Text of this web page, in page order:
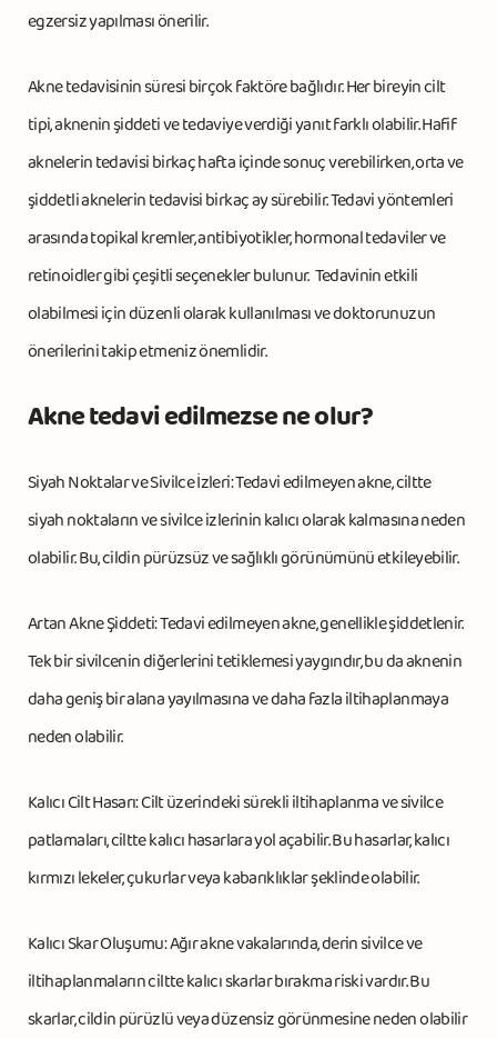
egzersiz yapılması önerilir.
Akne tedavisinin süresi birçok faktöre bağlıdır. Her bireyin cilt
tipi, aknenin şiddeti ve tedaviye verdiği yanıt farklı olabilir. Hafif
aknelerin tedavisi birkaç hafta içinde sonuç verebilirken, orta ve
şiddetli aknelerin tedavisi birkaç ay sürebilir. Tedavi yöntemleri
arasında topikal kremler, antibiyotikler, hormonal tedaviler ve
retinoidler gibi çeşitli seçenekler bulunur. Tedavinin etkili
olabilmesi için düzenli olarak kullanılması ve doktorunuzun
önerilerini takip etmeniz önemlidir.
Akne tedavi edilmezse ne olur?
Siyah Noktalar ve Sivilce İzleri: Tedavi edilmeyen akne, ciltte
siyah noktaların ve sivilce izlerinin kalıcı olarak kalmasına neden
olabilir. Bu, cildin pürüzsüz ve sağlıklı görünümünü etkileyebilir.
Artan Akne Şiddeti: Tedavi edilmeyen akne, genellikle şiddetlenir.
Tek bir sivilcenin diğerlerini tetiklemesi yaygındır, bu da aknenin
daha geniş bir alana yayılmasına ve daha fazla iltihaplanmaya
neden olabilir.
Kalıcı Cilt Hasarı: Cilt üzerindeki sürekli iltihaplanma ve sivilce
patlamaları, ciltte kalıcı hasarlara yol açabilir. Bu hasarlar, kalıcı
kırmızı lekeler, çukurlar veya kabarıklıklar şeklinde olabilir.
Kalıcı Skar Oluşumu: Ağır akne vakalarında, derin sivilce ve
iltihaplanmaların ciltte kalıcı skarlar bırakma riski vardır. Bu
skarlar, cildin pürüzlü veya düzensiz görünmesine neden olabilir